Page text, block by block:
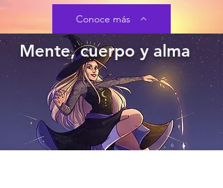
Conoce más
Mente, cuerpo y alma